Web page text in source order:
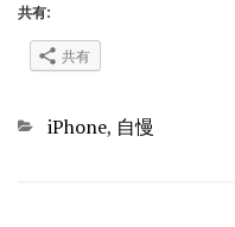
共有:
共有
Categories
iPhone, 自慢